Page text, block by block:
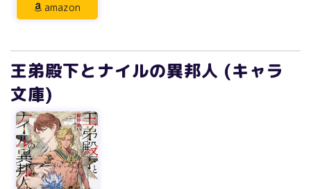
amazon
王弟殿下とナイルの異邦人 (キャラ
文庫)